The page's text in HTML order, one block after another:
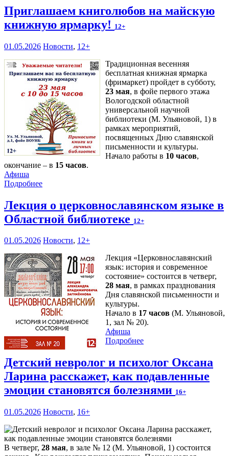
Приглашаем книголюбов на майскую
книжную ярмарку! 12+
01.05.2026 Новости, 12+
Традиционная весенняя
бесплатная книжная ярмарка
(фримаркет) пройдет в субботу,
23 мая, в фойе первого этажа
Вологодской областной
универсальной научной
библиотеки (М. Ульяновой, 1) в
рамках мероприятий,
посвященных Дню славянской
письменности и культуры.
Начало работы в 10 часов,
окончание – в 15 часов.
Афиша
Подробнее
Лекция о церковнославянском языке в
Областной библиотеке 12+
01.05.2026 Новости, 12+
Лекция «Церковнославянский
язык: история и современное
состояние» состоится в четверг,
28 мая, в рамках празднования
Дня славянской письменности и
культуры.
Начало в 17 часов (М. Ульяновой,
1, зал № 20).
Афиша
Подробнее
Детский невролог и психолог Оксана
Ларина расскажет, как подавленные
эмоции становятся болезнями 16+
01.05.2026 Новости, 16+
В четверг, 28 мая, в зале № 12 (М. Ульяновой, 1) состоится